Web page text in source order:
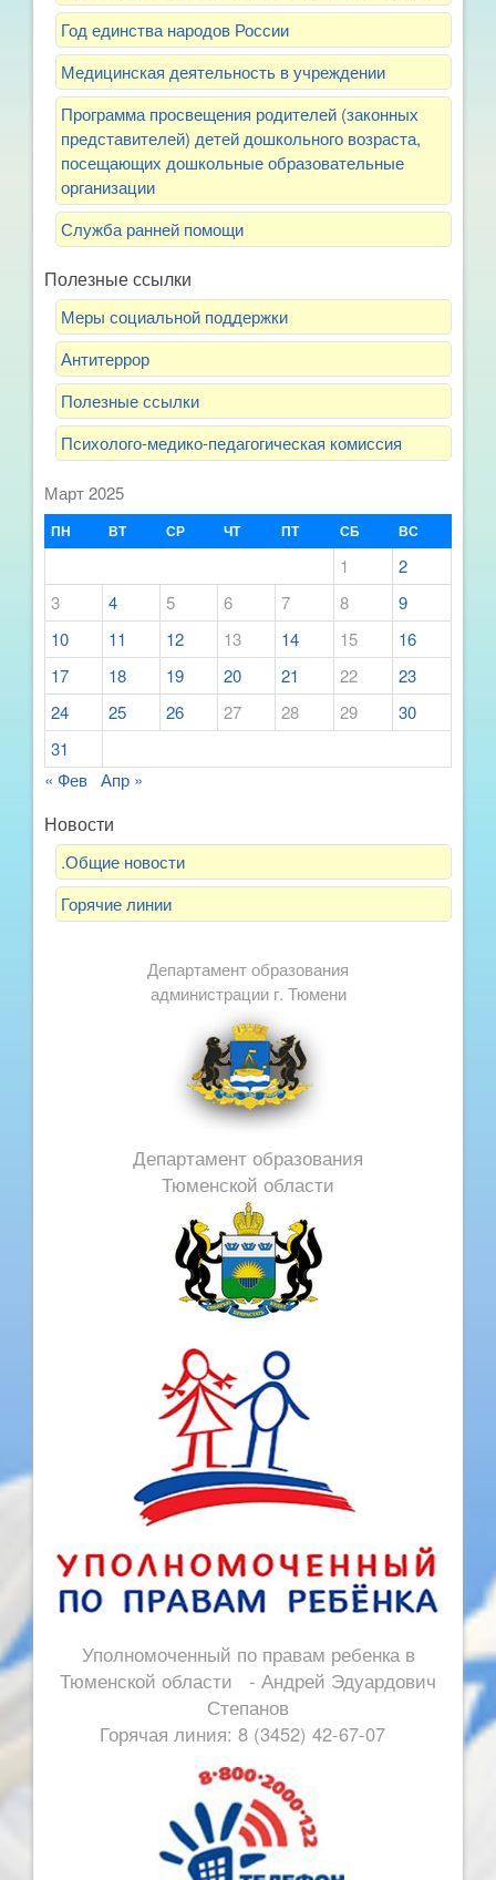
Год единства народов России
Медицинская деятельность в учреждении
Программа просвещения родителей (законных
представителей) детей дошкольного возраста,
посещающих дошкольные образовательные
организации
Служба ранней помощи
Полезные ссылки
Меры социальной поддержки
Антитеррор
Полезные ссылки
Психолого-медико-педагогическая комиссия
Март 2025
ПН ВТ СР ЧТ ПТ СБ ВС
1
2
3
4 5 6 7 8
9
10
11 12 13 14 15
16
17
18 19 20 21 22
23
24
25 26 27 28 29
30
31
« Фев Апр »
Новости
.Общие новости
Горячие линии
Департамент образования
администрации г. Тюмени
Департамент образования
Тюменской области
Уполномоченный по правам ребенка в
Тюменской области - Андрей Эдуардович
Степанов
Горячая линия: 8 (3452) 42-67-07